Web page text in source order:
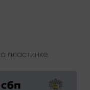
пластинке.